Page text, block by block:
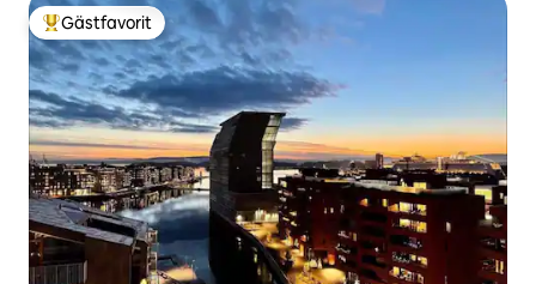
Populär gästfavorit
Gästfavorit